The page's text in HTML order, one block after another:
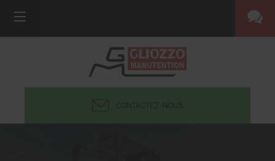
CONTACTEZ-NOUS